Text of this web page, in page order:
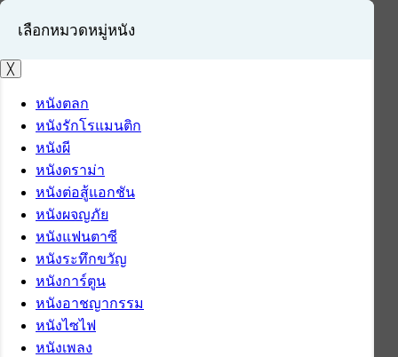
เข้าสู่ระบบ
สมัครสมาชิก
เลือกหมวดหมู่หนัง
╳
หนังตลก
หนังรักโรแมนติก
หนังผี
หนังดราม่า
หนังต่อสู้แอกชัน
หนังผจญภัย
หนังแฟนตาซี
หนังระทึกขวัญ
หนังการ์ตูน
หนังอาชญากรรม
หนังไซไฟ
หนังเพลง